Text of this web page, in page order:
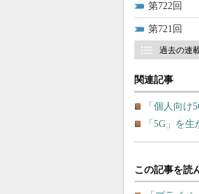
722
721
過去の連
関連記事
「個人向
「5G」を